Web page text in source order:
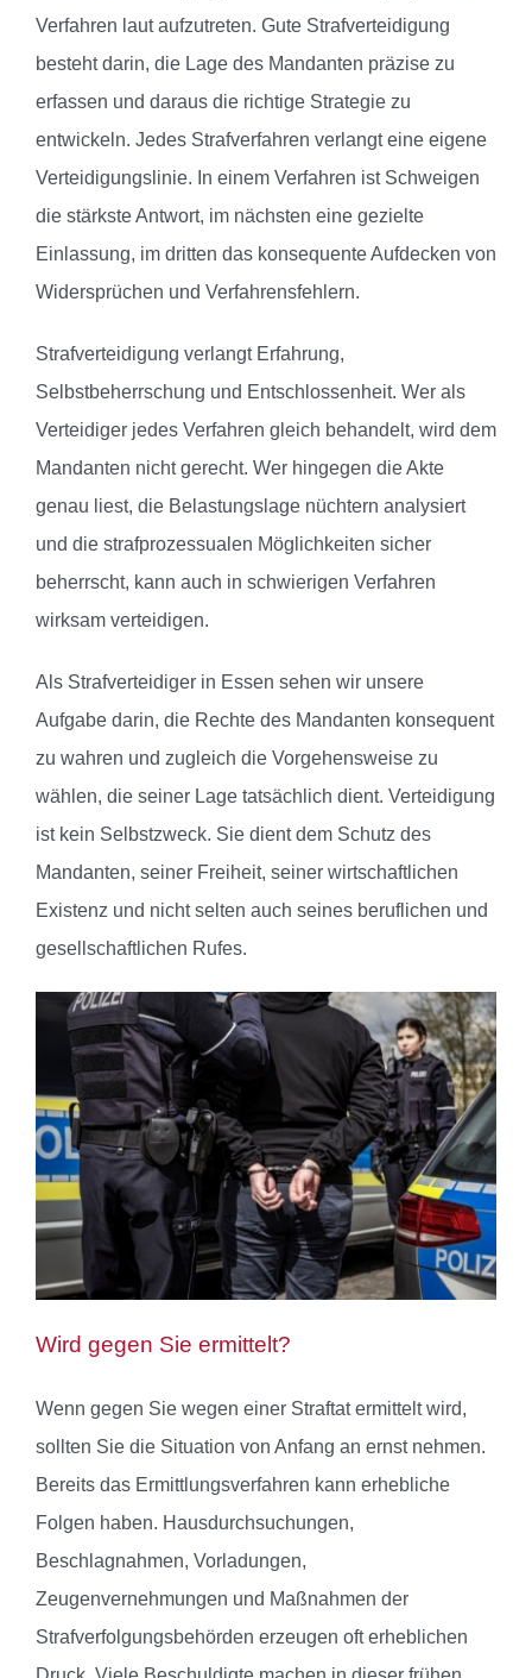
Verfahren laut aufzutreten. Gute Strafverteidigung
besteht darin, die Lage des Mandanten präzise zu
erfassen und daraus die richtige Strategie zu
entwickeln. Jedes Strafverfahren verlangt eine eigene
Verteidigungslinie. In einem Verfahren ist Schweigen
die stärkste Antwort, im nächsten eine gezielte
Einlassung, im dritten das konsequente Aufdecken von
Widersprüchen und Verfahrensfehlern.
Strafverteidigung verlangt Erfahrung,
Selbstbeherrschung und Entschlossenheit. Wer als
Verteidiger jedes Verfahren gleich behandelt, wird dem
Mandanten nicht gerecht. Wer hingegen die Akte
genau liest, die Belastungslage nüchtern analysiert
und die strafprozessualen Möglichkeiten sicher
beherrscht, kann auch in schwierigen Verfahren
wirksam verteidigen.
Als Strafverteidiger in Essen sehen wir unsere
Aufgabe darin, die Rechte des Mandanten konsequent
zu wahren und zugleich die Vorgehensweise zu
wählen, die seiner Lage tatsächlich dient. Verteidigung
ist kein Selbstzweck. Sie dient dem Schutz des
Mandanten, seiner Freiheit, seiner wirtschaftlichen
Existenz und nicht selten auch seines beruflichen und
gesellschaftlichen Rufes.
Wird gegen Sie ermittelt?
Wenn gegen Sie wegen einer Straftat ermittelt wird,
sollten Sie die Situation von Anfang an ernst nehmen.
Bereits das Ermittlungsverfahren kann erhebliche
Folgen haben. Hausdurchsuchungen,
Beschlagnahmen, Vorladungen,
Zeugenvernehmungen und Maßnahmen der
Strafverfolgungsbehörden erzeugen oft erheblichen